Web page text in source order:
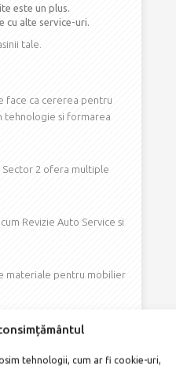
tehnologii, cum ar fi cookie-uri,
este un plus.
alte service-uri.
tale.
face ca cererea pentru
tehnologie si formarea
Sector 2 ofera multiple
Revizie Auto Service si
materiale pentru mobilier